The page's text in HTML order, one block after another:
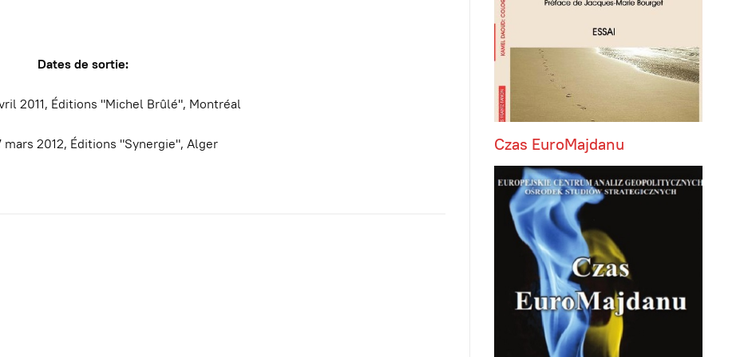
Dates de sortie:
2011, Éditions "Michel Brûlé", Montréal
mars 2012, Éditions "Synergie", Alger Czas EuroMajdanu